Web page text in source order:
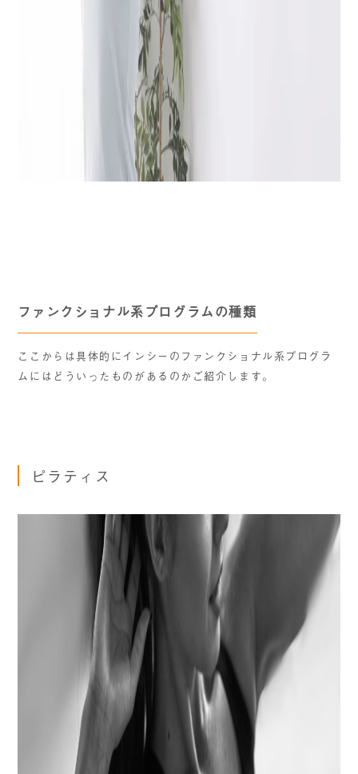
ファンクショナル系プログラムの種類
ここからは具体的にインシーのファンクショナル系プログラ
ムにはどういったものがあるのかご紹介します。
ピラティス